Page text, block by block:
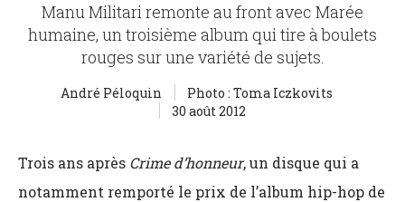
Manu Militari remonte au front avec Marée
humaine, un troisième album qui tire à boulets
rouges sur une variété de sujets.
André Péloquin
Photo : Toma Iczkovits
30 août 2012
Trois ans après Crime d’honneur, un disque qui a
notamment remporté le prix de l’album hip-hop de